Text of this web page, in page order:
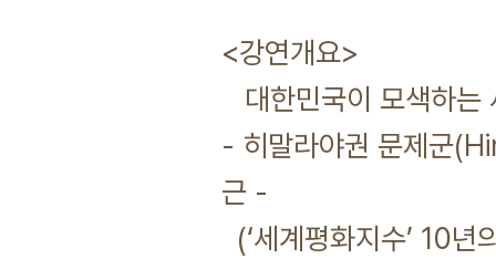
<강연개요>
대한민국이 모색하는
- 히말라야권 문제군
근 -
(‘세계평화지수’ 10